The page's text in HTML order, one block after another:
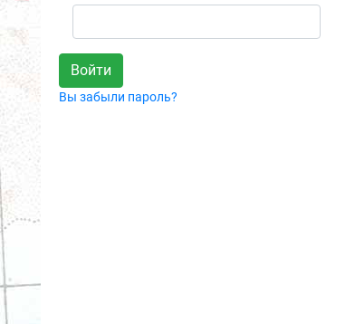
Вы забыли пароль?